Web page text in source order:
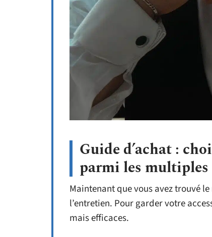
Guide d’achat :
parmi les multiples
Maintenant que vous avez trouvé le
l’entretien. Pour garder votre
mais efficaces.